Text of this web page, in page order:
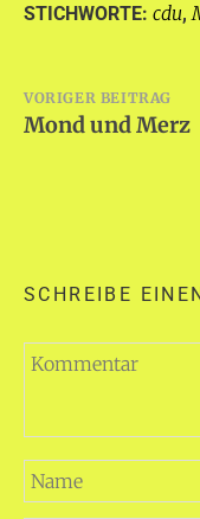
STICHWORTE: cdu,
VORIGER BEITRAG
Mond und Merz
SCHREIBE